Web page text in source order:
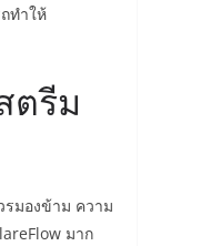
ทำให้
ตรีม
มองข้าม ความ
มาก